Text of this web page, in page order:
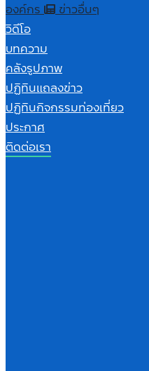
องค์กร
ข่าวอื่นๆ
วิดีโอ
บทความ
คลังรูปภาพ
ปฏิทินแถลงข่าว
ปฏิทินกิจกรรมท่องเที่ยว
ประกาศ
ติดต่อเรา